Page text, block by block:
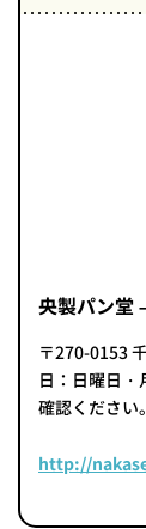
央製パン堂
〒270-0153
日：日曜日
確認ください
http://